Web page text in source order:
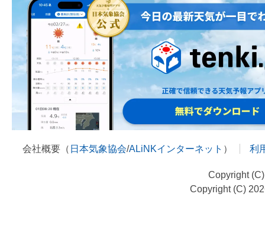
会社概要（ 日本気象協会/ALiNKインターネット ） 利
Copyright
Copyright (C)